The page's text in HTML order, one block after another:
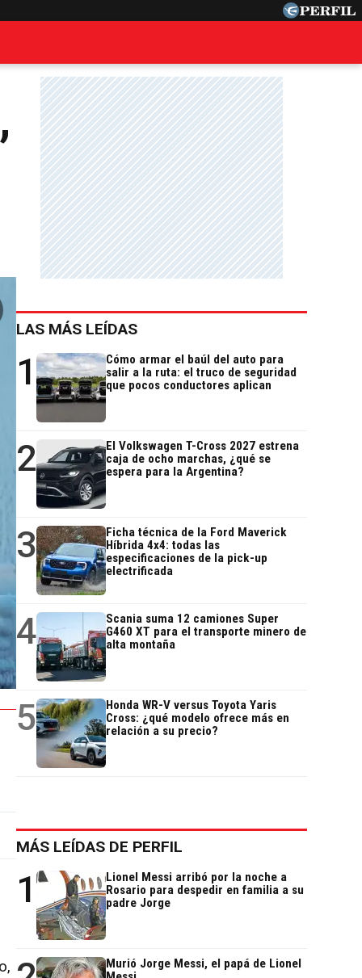
LAS MÁS LEÍDAS
1
Cómo armar el baúl del auto para
salir a la ruta: el truco de seguridad
que pocos conductores aplican
2
El Volkswagen T-Cross 2027 estrena
caja de ocho marchas, ¿qué se
espera para la Argentina?
3
Ficha técnica de la Ford Maverick
Híbrida 4x4: todas las
especificaciones de la pick-up
electrificada
4
Scania suma 12 camiones Super
G460 XT para el transporte minero de
alta montaña
5
Honda WR-V versus Toyota Yaris
Cross: ¿qué modelo ofrece más en
relación a su precio?
MÁS LEÍDAS DE PERFIL
1
Lionel Messi arribó por la noche a
Rosario para despedir en familia a su
padre Jorge
Murió Jorge Messi, el papá de Lionel